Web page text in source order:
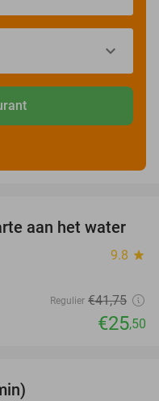
39%
aan het water
9.8 star
Regulier €41,75
€25,50